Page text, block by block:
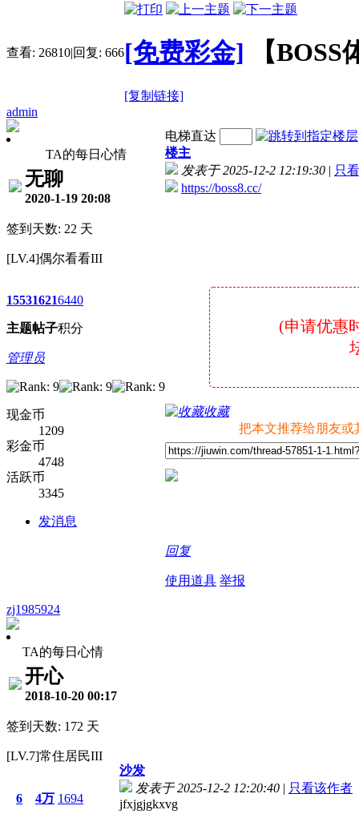
查看: 26810|回复: 666[免费彩金] 【
[复制链接]
admin
TA的每日心情
无聊
2020-1-19 20:08
签到天数: 22 天
[LV.4]偶尔看看III
1553
主题
1621
帖子
6440
积分
管理员
现金币
1209
彩金币
4748
活跃币
3345
发消息
电梯直达
楼主
发表于 2025-12-2 12:19:30 | 只
https://boss8.cc/
(申请优惠
收藏
把本文推荐给朋友或
回复
使用道具 举报
zj1985924
TA的每日心情
开心
2018-10-20 00:17
签到天数: 172 天
[LV.7]常住居民III
6 4万 1694
沙发
发表于 2025-12-2 12:20:40 | 只看该作者
jfxjgjgkxvg